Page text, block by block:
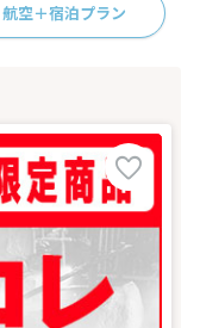
航空＋宿泊プラン